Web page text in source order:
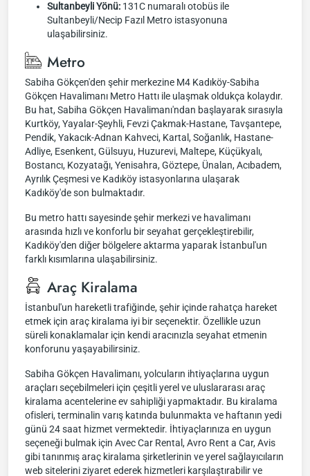
Sultanbeyli Yönü: 131C numaralı otobüs ile
Sultanbeyli/Necip Fazıl Metro istasyonuna
ulaşabilirsiniz.
Metro
Sabiha Gökçen'den şehir merkezine M4 Kadıköy-Sabiha
Gökçen Havalimanı Metro Hattı ile ulaşmak oldukça kolaydır.
Bu hat, Sabiha Gökçen Havalimanı'ndan başlayarak sırasıyla
Kurtköy, Yayalar-Şeyhli, Fevzi Çakmak-Hastane, Tavşantepe,
Pendik, Yakacık-Adnan Kahveci, Kartal, Soğanlık, Hastane-
Adliye, Esenkent, Gülsuyu, Huzurevi, Maltepe, Küçükyalı,
Bostancı, Kozyatağı, Yenisahra, Göztepe, Ünalan, Acıbadem,
Ayrılık Çeşmesi ve Kadıköy istasyonlarına ulaşarak
Kadıköy'de son bulmaktadır.
Bu metro hattı sayesinde şehir merkezi ve havalimanı
arasında hızlı ve konforlu bir seyahat gerçekleştirebilir,
Kadıköy'den diğer bölgelere aktarma yaparak İstanbul'un
farklı kısımlarına ulaşabilirsiniz.
Araç Kiralama
İstanbul'un hareketli trafiğinde, şehir içinde rahatça hareket
etmek için araç kiralama iyi bir seçenektir. Özellikle uzun
süreli konaklamalar için kendi aracınızla seyahat etmenin
konforunu yaşayabilirsiniz.
Sabiha Gökçen Havalimanı, yolcuların ihtiyaçlarına uygun
araçları seçebilmeleri için çeşitli yerel ve uluslararası araç
kiralama acentelerine ev sahipliği yapmaktadır. Bu kiralama
ofisleri, terminalin varış katında bulunmakta ve haftanın yedi
günü 24 saat hizmet vermektedir. İhtiyaçlarınıza en uygun
seçeneği bulmak için Avec Car Rental, Avro Rent a Car, Avis
gibi tanınmış araç kiralama şirketlerinin ve yerel sağlayıcıların
web sitelerini ziyaret ederek hizmetleri karşılaştırabilir ve